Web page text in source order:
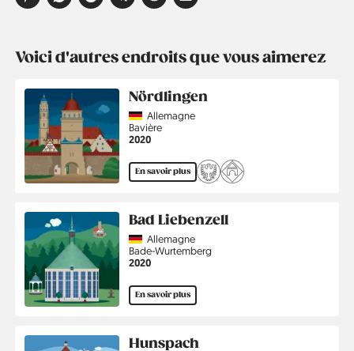
Voici d'autres endroits que vous aimerez
Nördlingen
CountryAllemagne
Région
Bavière
Année
2020
En savoir plus
Bad Liebenzell
CountryAllemagne
Région
Bade-Wurtemberg
Année
2020
En savoir plus
Hunspach